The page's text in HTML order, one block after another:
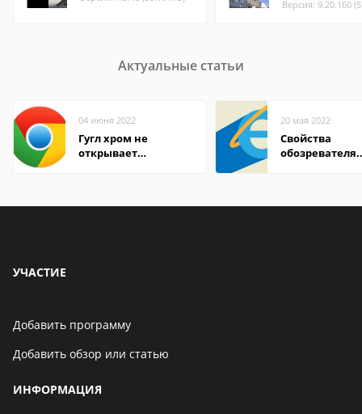
Версия: 9.20.160
Актуальные статьи
04 июня 2022
Гугл хром не
открывает
20 мая 2022
Свойства
обозревателя
УЧАСТИЕ
Добавить программу
Добавить обзор или статью
ИНФОРМАЦИЯ